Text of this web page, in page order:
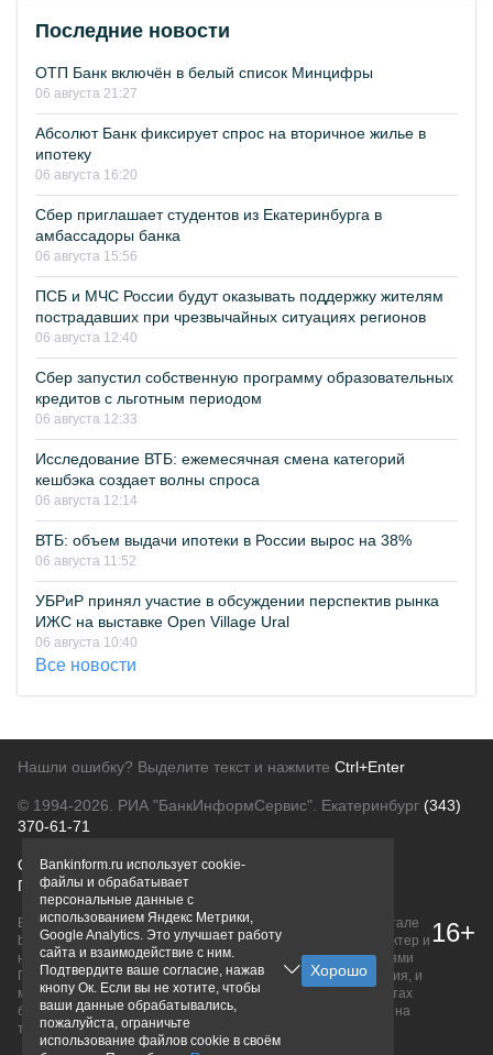
Последние новости
ОТП Банк включён в белый список Минцифры
06 августа 21:27
Абсолют Банк фиксирует спрос на вторичное жилье в
ипотеку
06 августа 16:20
Сбер приглашает студентов из Екатеринбурга в
амбассадоры банка
06 августа 15:56
ПСБ и МЧС России будут оказывать поддержку жителям
пострадавших при чрезвычайных ситуациях регионов
06 августа 12:40
Сбер запустил собственную программу образовательных
кредитов с льготным периодом
06 августа 12:33
Исследование ВТБ: ежемесячная смена категорий
кешбэка создает волны спроса
06 августа 12:14
ВТБ: объем выдачи ипотеки в России вырос на 38%
06 августа 11:52
УБРиР принял участие в обсуждении перспектив рынка
ИЖС на выставке Open Village Ural
06 августа 10:40
Все новости
Нашли ошибку? Выделите текст и нажмите Ctrl+Enter
© 1994-2026. РИА "БанкИнформСервис". Екатеринбург (343)
370-61-71
О проектеПолитика конфиденциальности
Правовая информацияДля рекламодателей
Вся информация о продуктах банков, размещенная на портале
bankinform.ru, носит исключительно ознакомительный характер и
не является публичной офертой, определяемой положениями
ГК РФ. Информация не содержит точного и полного описания, и
может быть изменена. Конечные условия уточняйте на сайтах
банков или при личном обращении. Исключительное право на
товарные знаки принадлежит их правообладателям.
16+
Bankinform.ru использует cookie-
файлы и обрабатывает
персональные данные с
использованием Яндекс Метрики,
Google Analytics. Это улучшает работу
сайта и взаимодействие с ним.
Подтвердите ваше согласие, нажав
кнопу Ок. Если вы не хотите, чтобы
ваши данные обрабатывались,
пожалуйста, ограничьте
использование файлов cookie в своём